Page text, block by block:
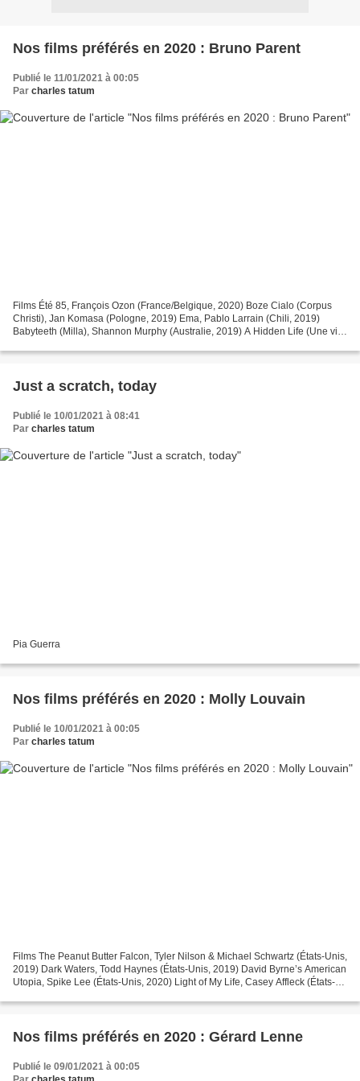
Nos films préférés en 2020 : Bruno Parent
Publié le 11/01/2021 à 00:05
Par charles tatum
Films Été 85, François Ozon (France/Belgique, 2020) Boze Cialo (Corpus
Christi), Jan Komasa (Pologne, 2019) Ema, Pablo Larrain (Chili, 2019)
Babyteeth (Milla), Shannon Murphy (Australie, 2019) A Hidden Life (Une vie
Just a scratch, today
Publié le 10/01/2021 à 08:41
Par charles tatum
Pia Guerra
Nos films préférés en 2020 : Molly Louvain
Publié le 10/01/2021 à 00:05
Par charles tatum
Films The Peanut Butter Falcon, Tyler Nilson & Michael Schwartz (États-Unis,
2019) Dark Waters, Todd Haynes (États-Unis, 2019) David Byrne’s American
Utopia, Spike Lee (États-Unis, 2020) Light of My Life, Casey Affleck (États-
Nos films préférés en 2020 : Gérard Lenne
Publié le 09/01/2021 à 00:05